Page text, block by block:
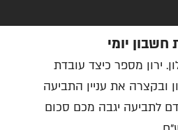
חשבון יומי
ירון מספר כיצד עובדת
ובקצרה את עניין התביעה
לתביעה יגבה מכם סכום